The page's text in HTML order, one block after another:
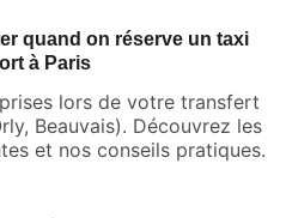
quand on réserve un taxi
à Paris
lors de votre transfert
Beauvais). Découvrez les
et nos conseils pratiques.